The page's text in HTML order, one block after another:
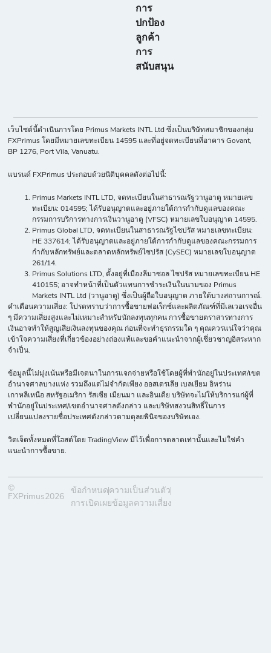
การ
ปกป้อง
ลูกค้า
การ
สนับสนุน
เว็บไซต์นี้ดำเนินการโดย Primus Markets INTL Ltd ซึ่งเป็นบริษัทสมาชิกของกลุ่ม
FXPrimus โดยมีหมายเลขทะเบียน 14595 และที่อยู่จดทะเบียนที่อาคาร Govant,
BP 1276, Port Vila, Vanuatu.
แบรนด์ FXPrimus ประกอบด้วยนิติบุคคลดังต่อไปนี้:
Primus Markets INTL LTD, จดทะเบียนในสาธารณรัฐวานูอาตู หมายเลข
ทะเบียน: 014595; ได้รับอนุญาตและอยู่ภายใต้การกำกับดูแลของคณะ
กรรมการบริการทางการเงินวานูอาตู (VFSC) หมายเลขใบอนุญาต 14595.
Primus Global LTD, จดทะเบียนในสาธารณรัฐไซปรัส หมายเลขทะเบียน:
HE 337614; ได้รับอนุญาตและอยู่ภายใต้การกำกับดูแลของคณะกรรมการ
กำกับหลักทรัพย์และตลาดหลักทรัพย์ไซปรัส (CySEC) หมายเลขใบอนุญาต
261/14.
Primus Solutions LTD, ตั้งอยู่ที่เมืองลีมาซอล ไซปรัส หมายเลขทะเบียน HE
410155; อาจทำหน้าที่เป็นตัวแทนการชำระเงินในนามของ Primus
Markets INTL Ltd (วานูอาตู) ซึ่งเป็นผู้ถือใบอนุญาต ภายใต้บางสถานการณ์.
คำเตือนความเสี่ยง: โปรดทราบว่าการซื้อขายฟอเร็กซ์และผลิตภัณฑ์ที่มีเลเวอเรจอื่น
ๆ มีความเสี่ยงสูงและไม่เหมาะสำหรับนักลงทุนทุกคน การซื้อขายตราสารทางการ
เงินอาจทำให้สูญเสียเงินลงทุนของคุณ ก่อนที่จะทำธุรกรรมใด ๆ คุณควรแน่ใจว่าคุณ
เข้าใจความเสี่ยงที่เกี่ยวข้องอย่างถ่องแท้และขอคำแนะนำจากผู้เชี่ยวชาญอิสระหาก
จำเป็น.
ข้อมูลนี้ไม่มุ่งเน้นหรือมีเจตนาในการแจกจ่ายหรือใช้โดยผู้ที่พำนักอยู่ในประเทศ/เขต
อำนาจศาลบางแห่ง รวมถึงแต่ไม่จำกัดเพียง ออสเตรเลีย เบลเยียม อิหร่าน
เกาหลีเหนือ สหรัฐอเมริกา รัสเซีย เมียนมา และอินเดีย บริษัทจะไม่ให้บริการแก่ผู้ที่
พำนักอยู่ในประเทศ/เขตอำนาจศาลดังกล่าว และบริษัทสงวนสิทธิ์ในการ
เปลี่ยนแปลงรายชื่อประเทศดังกล่าวตามดุลยพินิจของบริษัทเอง.
วิดเจ็ตทั้งหมดที่โฮสต์โดย TradingView มีไว้เพื่อการตลาดเท่านั้นและไม่ใช่คำ
แนะนำการซื้อขาย.
©
FXPrimus2026
ข้อกำหนด ความเป็นส่วนตัว
การเปิดเผยข้อมูลความเสี่ยง